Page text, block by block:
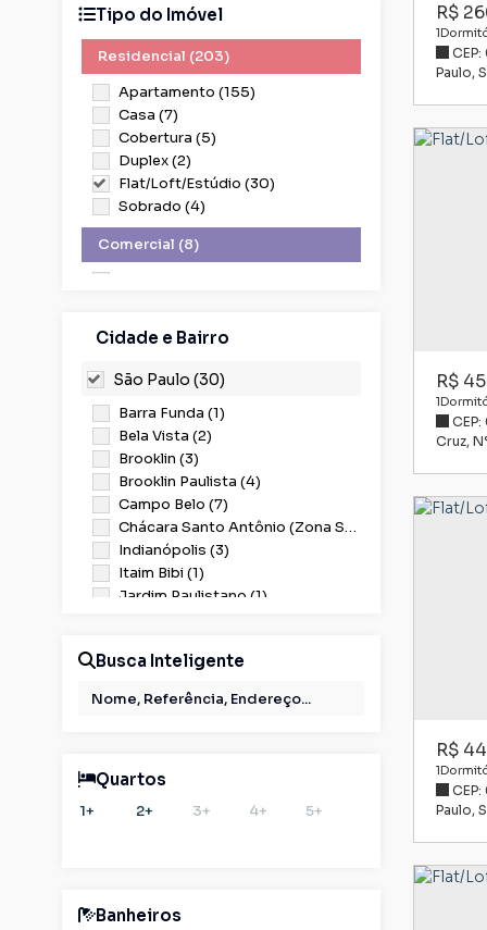
Tipo do Imóvel
Residencial (203)
Apartamento (155)
Casa (7)
Cobertura (5)
Duplex (2)
Flat/Loft/Estúdio (30)
Sobrado (4)
Comercial (8)
Misto (1)
Outros (1)
Cidade e Bairro
São Paulo (30)
Barra Funda (1)
Bela Vista (2)
Brooklin (3)
Brooklin Paulista (4)
Campo Belo (7)
Chácara Santo Antônio (Zona Sul) (1)
Indianópolis (3)
Itaim Bibi (1)
Jardim Paulistano (1)
Santana (1)
Vila Mascote (1)
Busca Inteligente
Quartos
1+ 2+ 3+ 4+ 5+
Banheiros
R$
Paulo,
1
R$
Cruz,
1
R$
Paulo,
1